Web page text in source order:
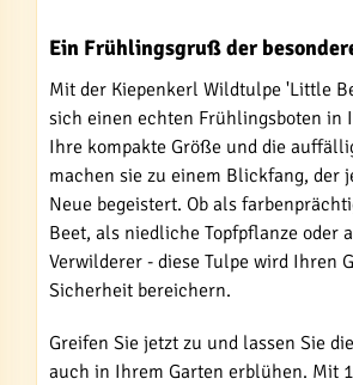
Ein Frühlingsgruß der
Mit der Kiepenkerl Wildtulpe 'Little
sich einen echten Frühlingsboten in
Ihre kompakte Größe und die
machen sie zu einem Blickfang, der
Neue begeistert. Ob als
Beet, als niedliche Topfpflanze oder
Verwilderer - diese Tulpe wird Ihren
Sicherheit bereichern.
Greifen Sie jetzt zu und lassen Sie
auch in Ihrem Garten erblühen. Mit